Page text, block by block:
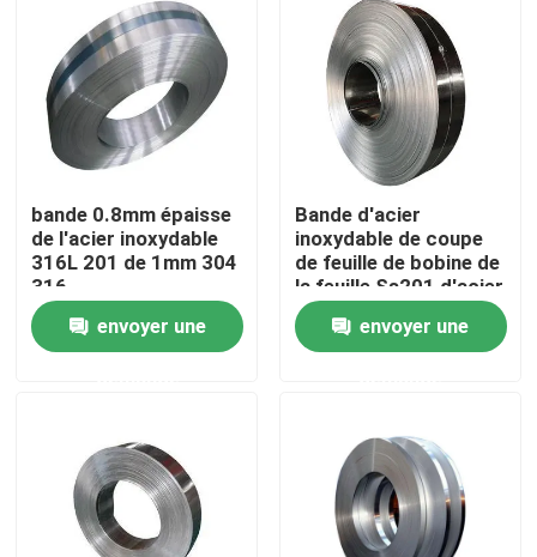
Contacts
Produits
tube rond d'acier inoxydable
feuille inoxydable de plaque d'acier
Bobine d'acier inoxydable
Tuyau d'acier inoxydable sans couture
bande d'acier inoxydable
bande 0.8mm épaisse
de l'acier inoxydable
316L 201 de 1mm 304
316
envoyer une
Bande d'acier
inoxydable de coupe
de feuille de bobine de
la feuille Ss201 d'acier
inoxydable
envoyer une